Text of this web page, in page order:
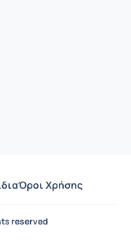
Όροι Χρήσης
reserved